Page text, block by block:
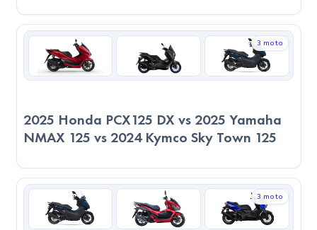
3 moto
2025 Honda PCX125 DX vs 2025 Yamaha
NMAX 125 vs 2024 Kymco Sky Town 125
3 moto